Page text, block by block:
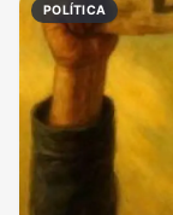
POLÍTICA